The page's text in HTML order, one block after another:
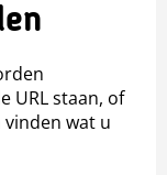
URL staan, of
wat u